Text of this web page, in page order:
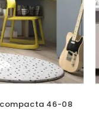
46-08